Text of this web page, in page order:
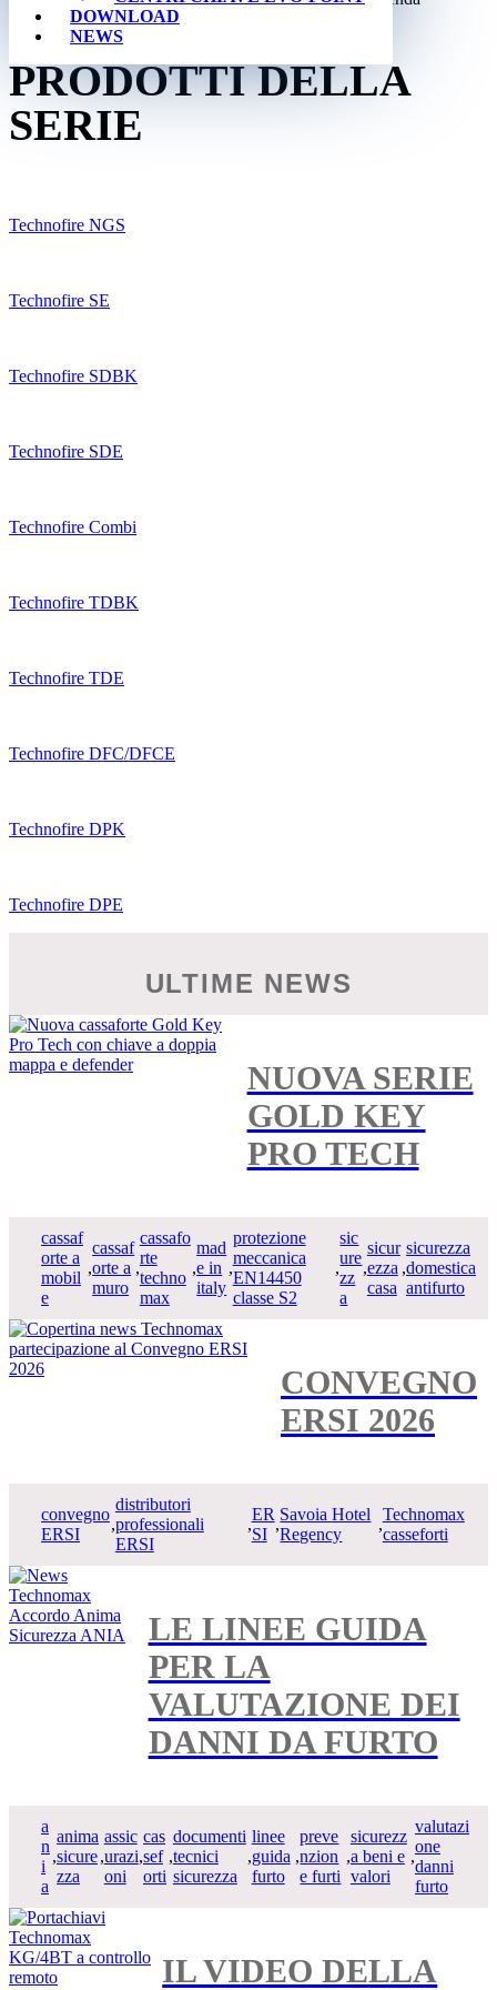
DOWNLOAD
NEWS
certificata ISO 9001.
PRODOTTI DELLA
SERIE
Technofire NGS
Technofire SE
Technofire SDBK
Technofire SDE
Technofire Combi
Technofire TDBK
Technofire TDE
Technofire DFC/DFCE
Technofire DPK
Technofire DPE
ULTIME NEWS
NUOVA SERIE
GOLD KEY
PRO TECH
cassaf
orte a
mobil
e
,
cassaf
orte a
muro
,
cassafo
rte
techno
max
,
mad
e in
italy
,
protezione
meccanica
EN14450
classe S2
,
sic
ure
zz
a
,
sicur
ezza
casa
,
sicurezza
domestica
antifurto
CONVEGNO
ERSI 2026
convegno
ERSI
,
distributori
professionali
ERSI
,
ER
SI
,
Savoia Hotel
Regency
,
Technomax
casseforti
LE LINEE GUIDA
PER LA
VALUTAZIONE DEI
DANNI DA FURTO
a
n
i
a
,
anima
sicure
zza
,
assic
urazi
oni
,
cas
sef
orti
,
documenti
tecnici
sicurezza
,
linee
guida
furto
,
preve
nzion
e furti
,
sicurezz
a beni e
valori
,
valutazi
one
danni
furto
IL VIDEO DELLA